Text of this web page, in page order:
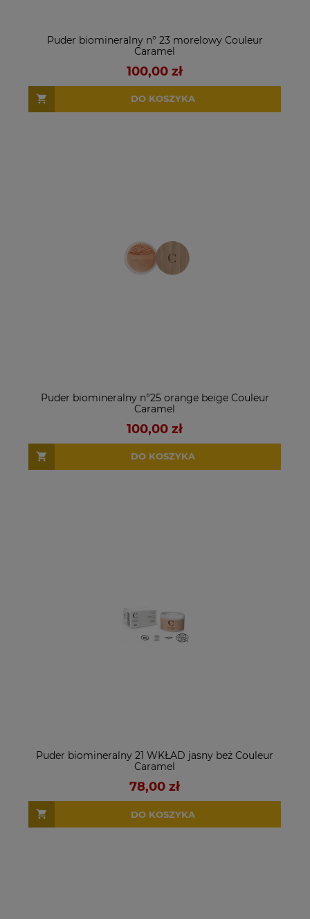
Puder biomineralny n° 23 morelowy Couleur
Caramel
100,00 zł
DO KOSZYKA
Puder biomineralny n°25 orange beige Couleur
Caramel
100,00 zł
DO KOSZYKA
Puder biomineralny 21 WKŁAD jasny beż Couleur
Caramel
78,00 zł
DO KOSZYKA